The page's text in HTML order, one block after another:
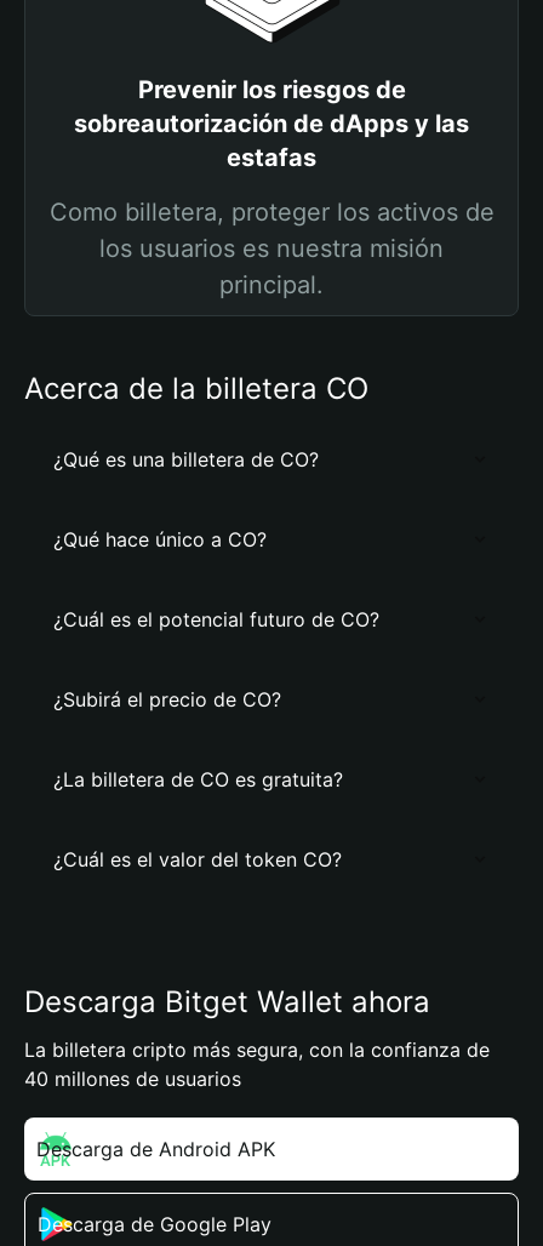
Prevenir los riesgos de
sobreautorización de dApps y las
estafas
Como billetera, proteger los activos de
los usuarios es nuestra misión
principal.
Acerca de la billetera CO
¿Qué es una billetera de CO?
¿Qué hace único a CO?
¿Cuál es el potencial futuro de CO?
¿Subirá el precio de CO?
¿La billetera de CO es gratuita?
¿Cuál es el valor del token CO?
Descarga Bitget Wallet ahora
La billetera cripto más segura, con la confianza de
40 millones de usuarios
Descarga de Android APK
Descarga de Google Play